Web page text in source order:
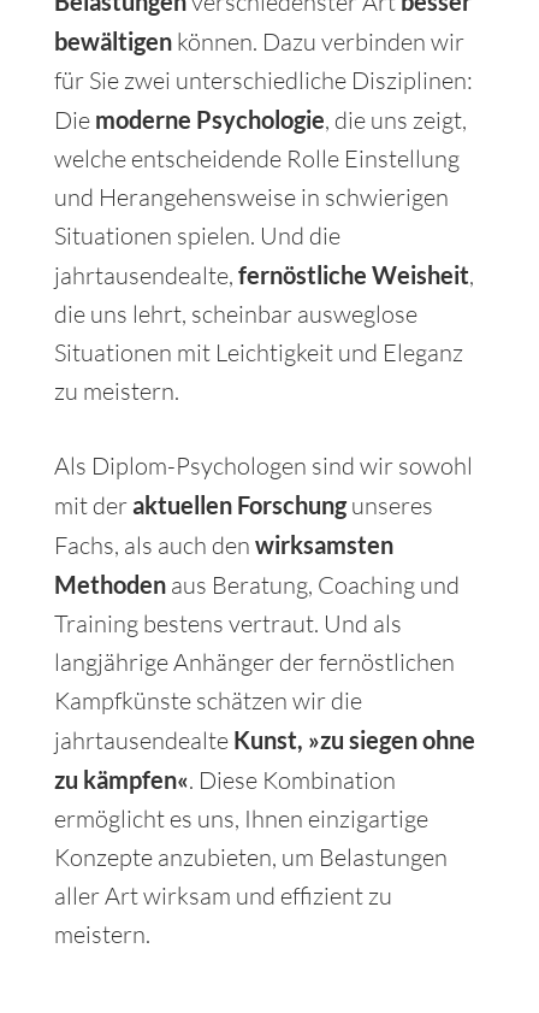
bewältigenkönnen. Dazu verbinden wir
für Sie zwei unterschiedliche Disziplinen:
Die moderne Psychologie, die uns zeigt,
welche entscheidende Rolle Einstellung
und Herangehensweise in schwierigen
Situationen spielen. Und die
jahrtausendealte, fernöstliche Weisheit,
die uns lehrt, scheinbar ausweglose
Situationen mit Leichtigkeit und Eleganz
zu meistern.
Als Diplom-Psychologen sind wir sowohl
mit deraktuellen Forschungunseres
Fachs, als auch den wirksamsten
Methodenaus Beratung, Coaching und
Training bestens vertraut. Und als
langjährige Anhänger der fernöstlichen
Kampfkünste schätzen wir die
jahrtausendealte Kunst, »zu siegen ohne
zu kämpfen«. Diese Kombination
ermöglicht es uns, Ihnen einzigartige
Konzepte anzubieten, um Belastungen
aller Art wirksam und effizient zu
meistern.